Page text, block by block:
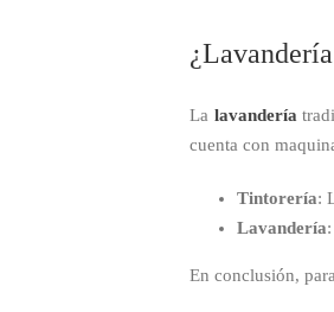
La lavandería
cuenta con
Tintorería:
Lavandería
En conclusión,